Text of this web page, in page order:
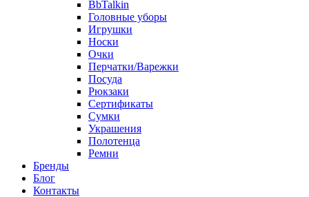
BbTalkin
Головные уборы
Игрушки
Носки
Очки
Перчатки/Варежки
Посуда
Рюкзаки
Сертификаты
Сумки
Украшения
Полотенца
Ремни
Бренды
Блог
Контакты